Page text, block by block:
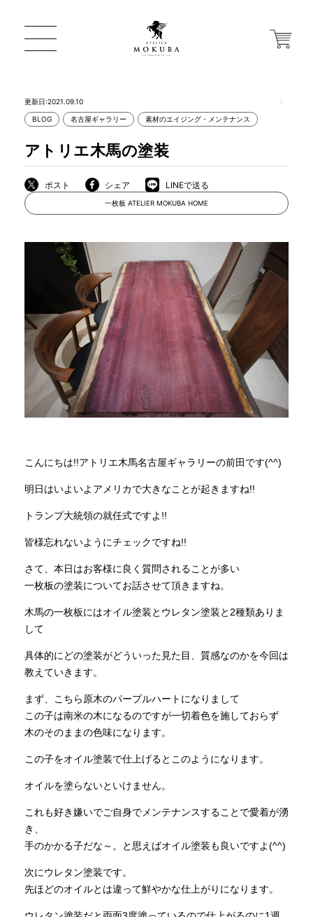
店舗から探す
MOKUBA について
商品情報
直営店
全商品一覧
新入荷情報
納品事例
INFORMATION
MOKUBA CHANNEL
よくあるご質問
お問い合わせ
更新日:2021.09.10
BLOG 名古屋ギャラリー 素材のエイジング・メンテナンス
アトリエ木馬の塗装
ポスト シェア LINEで送る
一枚板 ATELIER MOKUBA HOME
こんにちは!!アトリエ木馬名古屋ギャラリーの前田です(^^)
明日はいよいよアメリカで大きなことが起きますね!!
トランプ大統領の就任式ですよ!!
皆様忘れないようにチェックですね!!
さて、本日はお客様に良く質問されることが多い
一枚板の塗装についてお話させて頂きますね。
木馬の一枚板にはオイル塗装とウレタン塗装と2種類ありま
して
具体的にどの塗装がどういった見た目、質感なのかを今回は
教えていきます。
まず、こちら原木のパープルハートになりまして
この子は南米の木になるのですが一切着色を施しておらず
木のそのままの色味になります。
この子をオイル塗装で仕上げるとこのようになります。
オイルを塗らないといけません。
これも好き嫌いでご自身でメンテナンスすることで愛着が湧
き、
手のかかる子だな～。と思えばオイル塗装も良いですよ(^^)
次にウレタン塗装です。
先ほどのオイルとは違って鮮やかな仕上がりになります。